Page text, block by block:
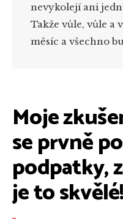
nevykolejí ani
Takže vůle, vůle a
měsíc a všechno
Moje
se prvně
podpatky,
je to skvělé!